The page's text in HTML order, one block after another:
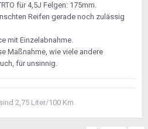
für 4,5J Felgen: 175mm.
Reifen gerade noch zulässig
mit Einzelabnahme.
Maßnahme, wie viele andere
für unsinnig.
2,75 Liter/100 Km.